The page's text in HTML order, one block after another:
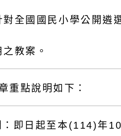
對全國國民小學公開遴
教案。
重點說明如下：
：即日起至本(114)年